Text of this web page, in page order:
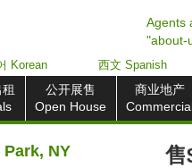
Agents
"about-
Korean 西文 Spanish
公开展售
Open House
商业地产
Park, NY 售